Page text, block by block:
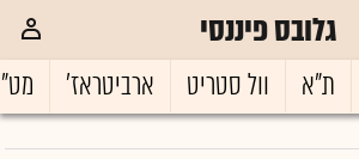
גלובס פיננסי
ת"א וול סטריט ארביטראז'